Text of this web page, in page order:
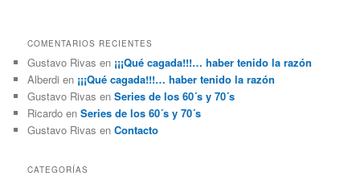
COMENTARIOS RECIENTES
Gustavo Rivas en ¡¡¡Qué cagada!!!… haber tenido la razón
Alberdi en ¡¡¡Qué cagada!!!… haber tenido la razón
Gustavo Rivas enSeries de los 60´s y 70´s
Ricardo enSeries de los 60´s y 70´s
Gustavo Rivas enContacto
CATEGORÍAS